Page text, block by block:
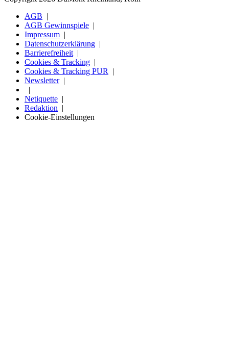
AGB
AGB Gewinnspiele
Impressum
Datenschutzerklärung
Barrierefreiheit
Cookies & Tracking
Cookies & Tracking PUR
Newsletter
Netiquette
Redaktion
Cookie-Einstellungen